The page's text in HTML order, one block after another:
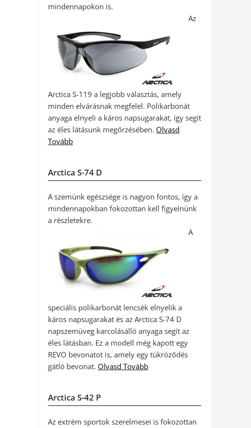
mindennapokon is.
Az
Arctica S-119 a legjobb választás, amely
minden elvárásnak megfelel. Polikarbonát
anyaga elnyeli a káros napsugarakat, így segít
az éles látásunk megőrzésében. Olvasd
Tovább
Arctica S-74 D
A szemünk egészsége is nagyon fontos, így a
mindennapokban fokozottan kell figyelnünk
a részletekre.
A
speciális polikarbonát lencsék elnyelik a
káros napsugarakat és az Arctica S-74 D
napszemüveg karcolásálló anyaga segít az
éles látásban. Ez a modell még kapott egy
REVO bevonatot is, amely egy tükröződés
gátló bevonat. Olvasd Tovább
Arctica S-42 P
Az extrém sportok szerelmesei is fokozottan